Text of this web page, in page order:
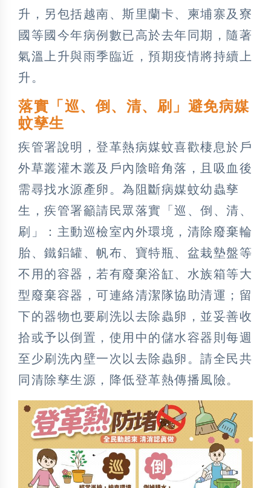
升，另包括越南、斯里蘭卡、柬埔寨及寮
國等國今年病例數已高於去年同期，隨著
氣溫上升與雨季臨近，預期疫情將持續上
升。
落實「巡、倒、清、刷」避免病媒
蚊孳生
疾管署說明，登革熱病媒蚊喜歡棲息於戶
外草叢灌木叢及戶內陰暗角落，且吸血後
需尋找水源產卵。為阻斷病媒蚊幼蟲孳
生，疾管署籲請民眾落實「巡、倒、清、
刷」：主動巡檢室內外環境，清除廢棄輪
胎、鐵鋁罐、帆布、寶特瓶、盆栽墊盤等
不用的容器，若有廢棄浴缸、水族箱等大
型廢棄容器，可連絡清潔隊協助清運；留
下的器物也要刷洗以去除蟲卵，並妥善收
拾或予以倒置，使用中的儲水容器則每週
至少刷洗內壁一次以去除蟲卵。請全民共
同清除孳生源，降低登革熱傳播風險。